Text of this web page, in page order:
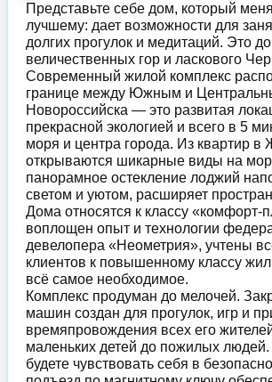
Представьте себе дом, который
лучшему: дает возможности для
долгих прогулок и медитаций. Это
величественных гор и ласкового
Современный жилой комплекс
границе между Южным и
Новороссийска — это развитая
прекрасной экологией и всего в 5
моря и центра города. Из квартир в
открываются шикарные виды на
панорамное остекление лоджий
светом и уютом, расширяет
Дома относятся к классу «комфорт-
воплощен опыт и технологии
девелопера «Неометрия», учтены
клиентов к повышенному классу
всё самое необходимое.
Комплекс продуман до мелочей.
машин создан для прогулок, игр и
времяпровождения всех его
маленьких детей до пожилых
будете чувствовать себя в